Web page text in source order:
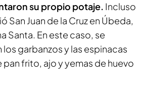
su propio potaje. Incluso
Juan de la Cruz en Úbeda,
Santa. En este caso, se
garbanzos y las espinacas
pan frito, ajo y yemas de huevo